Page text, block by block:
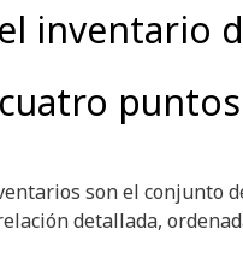
inventario
puntos
son el conjunto
detallada,